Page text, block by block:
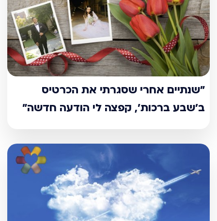
"שנתיים אחרי שסגרתי את הכרטיס
ב’שבע ברכות’, קפצה לי הודעה חדשה"